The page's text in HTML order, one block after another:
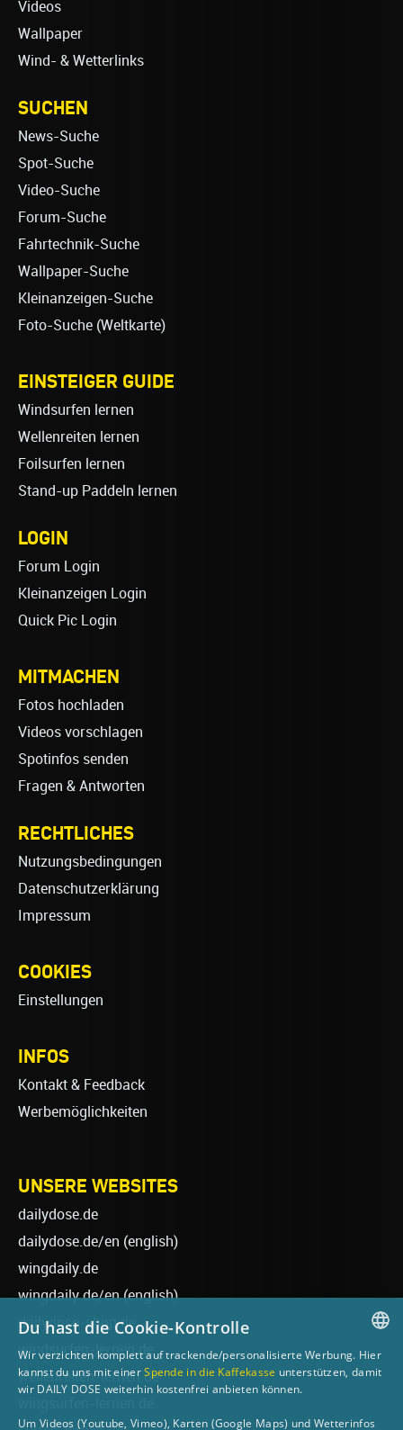
Videos
Wallpaper
Wind- & Wetterlinks
SUCHEN
News-Suche
Spot-Suche
Video-Suche
Forum-Suche
Fahrtechnik-Suche
Wallpaper-Suche
Kleinanzeigen-Suche
Foto-Suche (Weltkarte)
EINSTEIGER GUIDE
Windsurfen lernen
Wellenreiten lernen
Foilsurfen lernen
Stand-up Paddeln lernen
LOGIN
Forum Login
Kleinanzeigen Login
Quick Pic Login
MITMACHEN
Fotos hochladen
Videos vorschlagen
Spotinfos senden
Fragen & Antworten
RECHTLICHES
Nutzungsbedingungen
Datenschutzerklärung
Impressum
COOKIES
Einstellungen
INFOS
Kontakt & Feedback
Werbemöglichkeiten
UNSERE WEBSITES
dailydose.de
dailydose.de/en (english)
wingdaily.de
wingdaily.de/en(english)
dailydose-shop.de
windsurfen-lernen.de
wellenreiten-lernen.de
GERMAN
Du hast die Cookie-Kontrolle
Wir verzichten komplett auf trackende/personalisierte Werbung. Hier
kannst du uns mit einerSpende in die Kaffekasse unterstützen, damit
wir DAILY DOSE weiterhin kostenfrei anbieten können.
Um Videos (Youtube, Vimeo), Karten (Google Maps) und Wetterinfos